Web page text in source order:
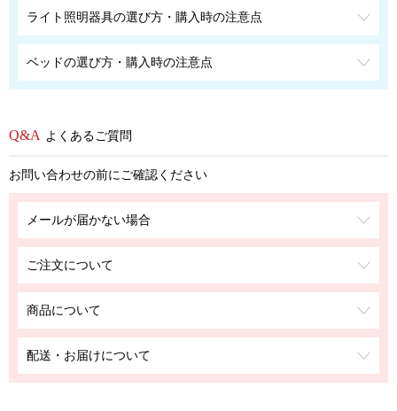
ライト照明器具の選び方・購入時の注意点
ベッドの選び方・購入時の注意点
よくあるご質問
お問い合わせの前にご確認ください
メールが届かない場合
ご注文について
商品について
配送・お届けについて